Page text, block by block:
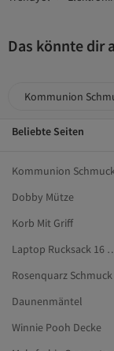
Das könnte dir
Kommunion
Beliebte Seiten
Kommunion
Dobby Mütze
Korb Mit Griff
Laptop
Rosenquarz Schmuck
Daunenmäntel
Winnie Pooh Decke